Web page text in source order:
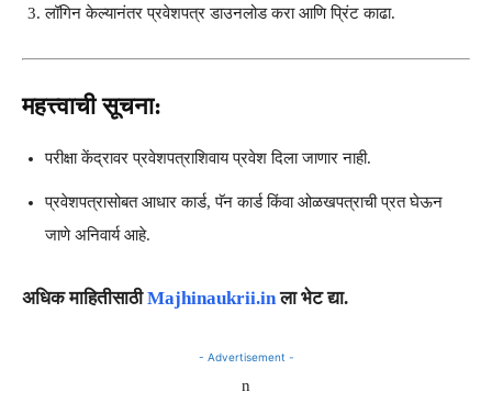
लॉगिन केल्यानंतर प्रवेशपत्र डाउनलोड करा आणि प्रिंट काढा.
महत्त्वाची सूचना:
परीक्षा केंद्रावर प्रवेशपत्राशिवाय प्रवेश दिला जाणार नाही.
प्रवेशपत्रासोबत आधार कार्ड, पॅन कार्ड किंवा ओळखपत्राची प्रत घेऊन
जाणे अनिवार्य आहे.
अधिक माहितीसाठीMajhinaukrii.inला भेट द्या.
- Advertisement -
n